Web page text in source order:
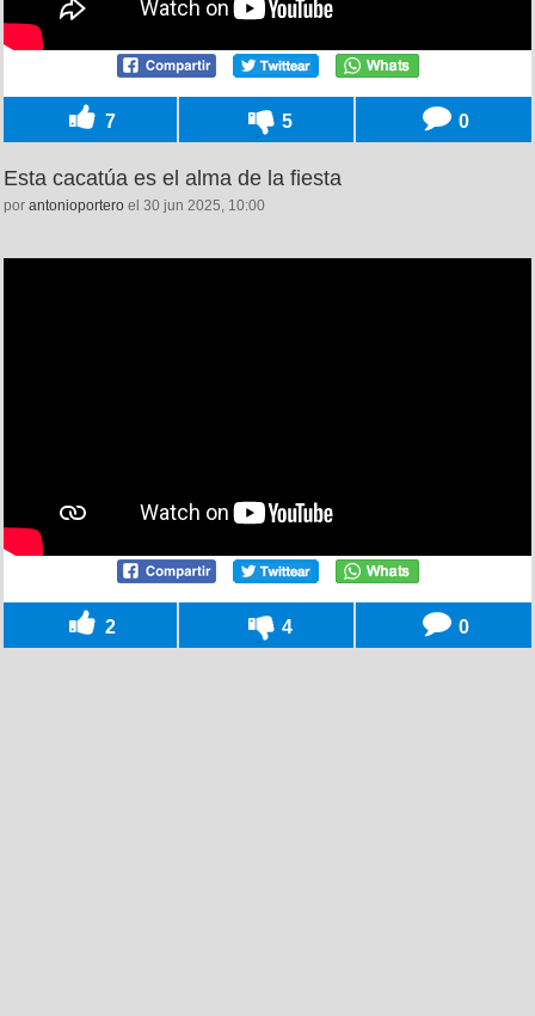
7 5 0
Esta cacatúa es el alma de la fiesta
por antonioportero el 30 jun 2025, 10:00
2 4 0